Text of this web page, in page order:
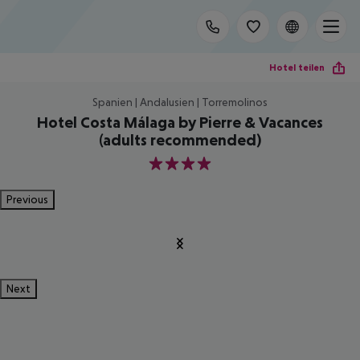
Hotel teilen
Spanien | Andalusien | Torremolinos
Hotel Costa Málaga by Pierre & Vacances
(adults recommended)
4
Previous
Next